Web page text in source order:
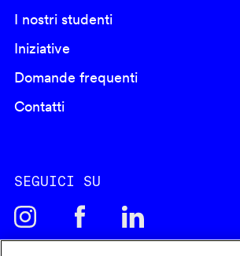
I nostri studenti
Iniziative
Domande frequenti
Contatti
SEGUICI SU